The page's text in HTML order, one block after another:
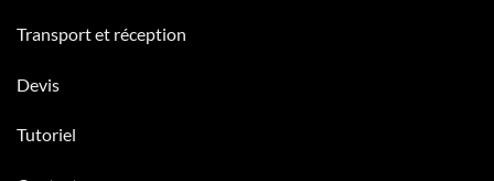
Transport et réception
Devis
Tutoriel